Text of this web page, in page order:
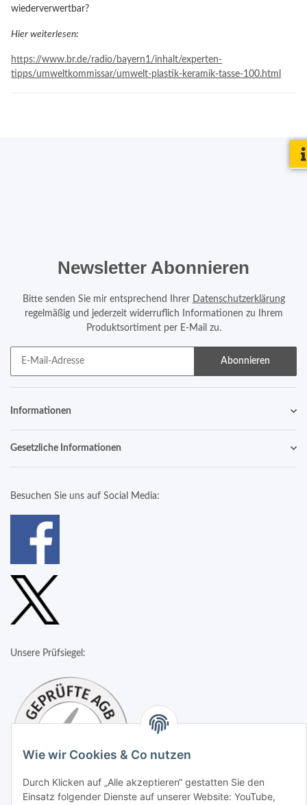
wiederverwertbar?
Hier weiterlesen:
https://www.br.de/radio/bayern1/inhalt/experten-
tipps/umweltkommissar/umwelt-plastik-keramik-tasse-100.html
Newsletter Abonnieren
Bitte senden Sie mir entsprechend Ihrer
Datenschutzerklärung
regelmäßig und jederzeit widerruflich Informationen zu Ihrem
Produktsortiment per E-Mail zu.
Abonnieren
Informationen
Gesetzliche Informationen
Besuchen Sie uns auf Social Media:
Unsere Prüfsiegel:
Wie wir Cookies & Co nutzen
Durch Klicken auf „Alle akzeptieren“ gestatten Sie den
Einsatz folgender Dienste auf unserer Website: YouTube,